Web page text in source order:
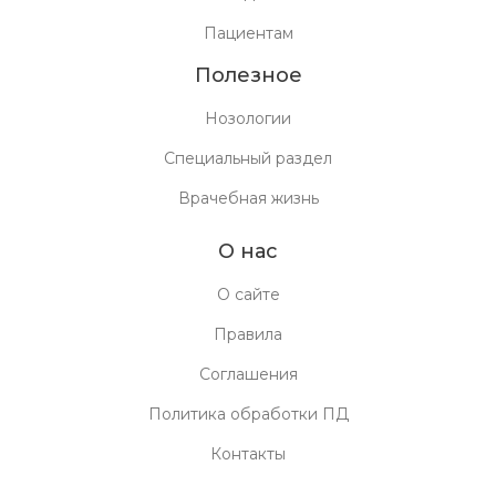
ИИ может предсказывать результаты
МАТЕРИАЛ МЕСЯЦА
В приемное отделение сосудистого центра доставлен
пациент 55 лет с жалобами на выраженное вращательное
головокружение, двоение в глазах, онемение левых
ВЫБОР РЕДАКЦИИ
Пациентам
Полезное
Нозологии
Специальный раздел
Врачебная жизнь
О нас
О сайте
Правила
Соглашения
Политика обработки ПД
Контакты